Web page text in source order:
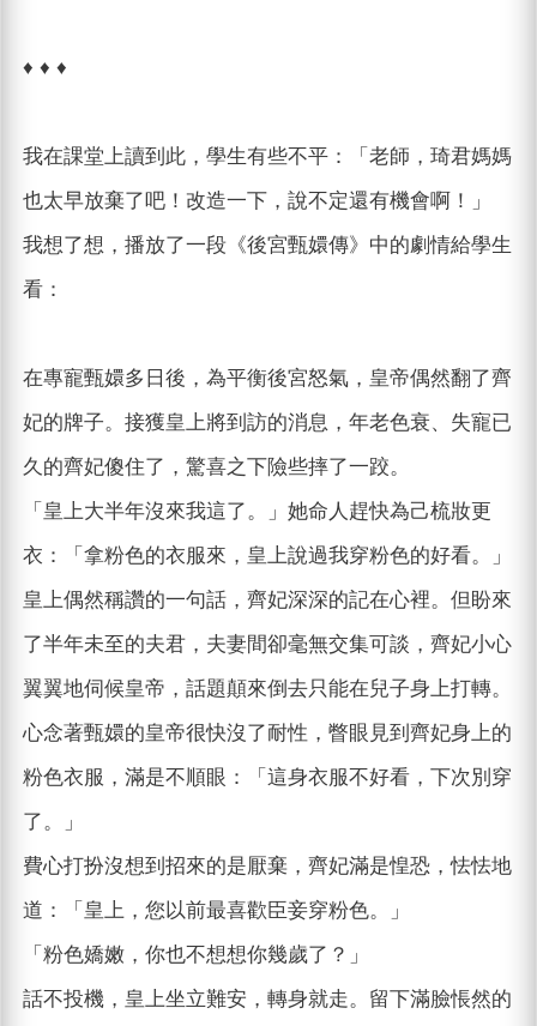
♦ ♦ ♦
我在課堂上讀到此，學生有些不平：「老師，琦君媽媽
也太早放棄了吧！改造一下，說不定還有機會啊！」
我想了想，播放了一段《後宮甄嬛傳》中的劇情給學生
看：
在專寵甄嬛多日後，為平衡後宮怒氣，皇帝偶然翻了齊
妃的牌子。接獲皇上將到訪的消息，年老色衰、失寵已
久的齊妃傻住了，驚喜之下險些摔了一跤。
「皇上大半年沒來我這了。」她命人趕快為己梳妝更
衣：「拿粉色的衣服來，皇上說過我穿粉色的好看。」
皇上偶然稱讚的一句話，齊妃深深的記在心裡。但盼來
了半年未至的夫君，夫妻間卻毫無交集可談，齊妃小心
翼翼地伺候皇帝，話題顛來倒去只能在兒子身上打轉。
心念著甄嬛的皇帝很快沒了耐性，瞥眼見到齊妃身上的
粉色衣服，滿是不順眼：「這身衣服不好看，下次別穿
了。」
費心打扮沒想到招來的是厭棄，齊妃滿是惶恐，怯怯地
道：「皇上，您以前最喜歡臣妾穿粉色。」
「粉色嬌嫩，你也不想想你幾歲了？」
話不投機，皇上坐立難安，轉身就走。留下滿臉悵然的